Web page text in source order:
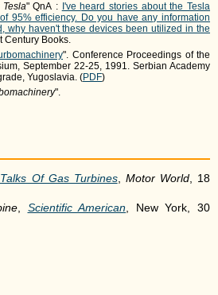
" QnA : I've heard stories about the Tesla
95% efficiency. Do you have any information
why haven't these devices been utilized in the
Century Books.
". Conference Proceedings of the
September 22-25, 1991. Serbian Academy
Yugoslavia. (PDF)
".
Of Gas Turbines, Motor World, 18
, Scientific American, New York, 30